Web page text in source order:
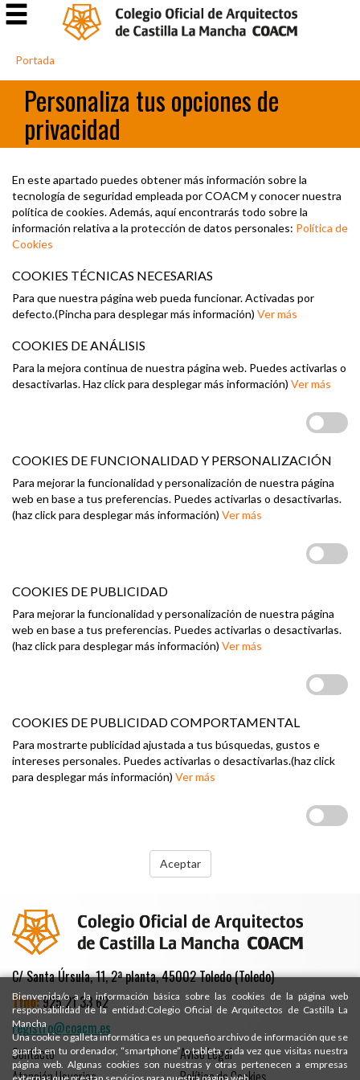
Portada
Personaliza tus opciones de
privacidad
En este apartado puedes obtener más información sobre la
tecnología de seguridad empleada por COACM y conocer nuestra
política de cookies. Además, aquí encontrarás todo sobre la
información relativa a la protección de datos personales: Política de
Cookies
COOKIES TÉCNICAS NECESARIAS
Para que nuestra página web pueda funcionar. Activadas por
defecto.(Pincha para desplegar más información) Ver más
COOKIES DE ANÁLISIS
Para la mejora continua de nuestra página web. Puedes activarlas o
desactivarlas. Haz click para desplegar más información) Ver más
COOKIES DE FUNCIONALIDAD Y PERSONALIZACIÓN
Para mejorar la funcionalidad y personalización de nuestra página
web en base a tus preferencias. Puedes activarlas o desactivarlas.
(haz click para desplegar más información) Ver más
COOKIES DE PUBLICIDAD
Para mejorar la funcionalidad y personalización de nuestra página
web en base a tus preferencias. Puedes activarlas o desactivarlas.
(haz click para desplegar más información) Ver más
COOKIES DE PUBLICIDAD COMPORTAMENTAL
Para mostrarte publicidad ajustada a tus búsquedas, gustos e
intereses personales. Puedes activarlas o desactivarlas.(haz click
para desplegar más información) Ver más
Aceptar
C/ Santa Úrsula, 11, 2ª planta, 45002 Toledo (Toledo)
Tfno:925 21 33 62
registro@coacm.es
Contacto
Aviso Legal
Bienvenida/o a la información básica sobre las cookies de la página web
responsabilidad de la entidad:Colegio Oficial de Arquitectos de Castilla La
Mancha
Una cookie o galleta informática es un pequeño archivo de información que se
guarda en tu ordenador, “smartphone” o tableta cada vez que visitas nuestra
página web. Algunas cookies son nuestras y otras pertenecen a empresas